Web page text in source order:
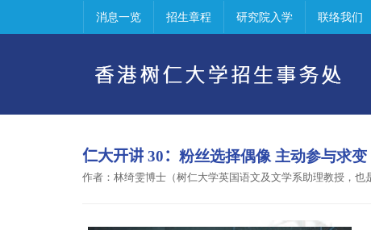
消息一览 招生章程 研究院入学 联络我们
仁大开讲 30： 粉丝选择偶像 主动参与求变
作者：林绮雯博士（树仁大学英国语文及文学系助理教授，也